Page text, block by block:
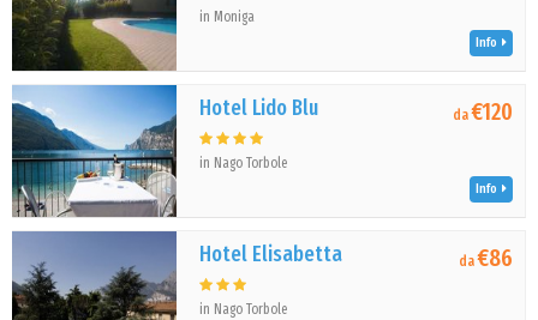
in Moniga
Info
Hotel Lido Blu
in Nago Torbole
da€120
Info
Hotel Elisabetta
in Nago Torbole
da€86